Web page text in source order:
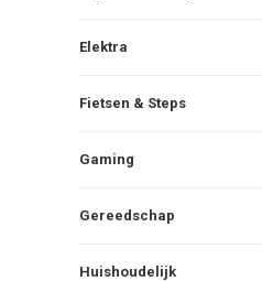
Elektra
Fietsen & Steps
Gaming
Gereedschap
Huishoudelijk